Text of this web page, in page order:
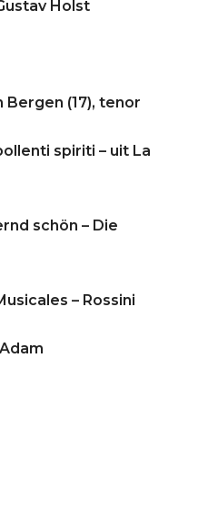
Holst
Bergen (17), tenor
spiriti – uit La
schön – Die
– Rossini